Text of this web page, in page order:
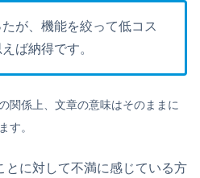
が、機能を絞って低コス
ば納得です。
関係上、文章の意味はそのままに
す。
とに対して不満に感じている方